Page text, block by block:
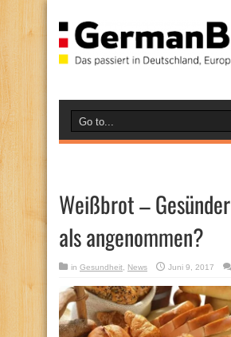
Weißbrot – Gesünder
als angenommen?
in Gesundheit News Juni 9, 2017